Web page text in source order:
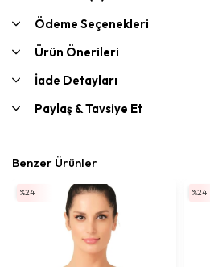
Ödeme Seçenekleri
Ürün Önerileri
İade Detayları
Paylaş & Tavsiye Et
Benzer Ürünler
%24 %24